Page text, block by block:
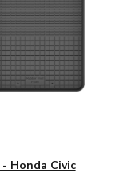
Honda Civic